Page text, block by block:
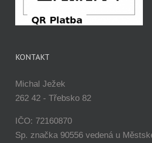
KONTAKT
Michal Ježek
262 42 - Třebsko 82
IČO: 72160870
Sp. značka 90556 vedená u